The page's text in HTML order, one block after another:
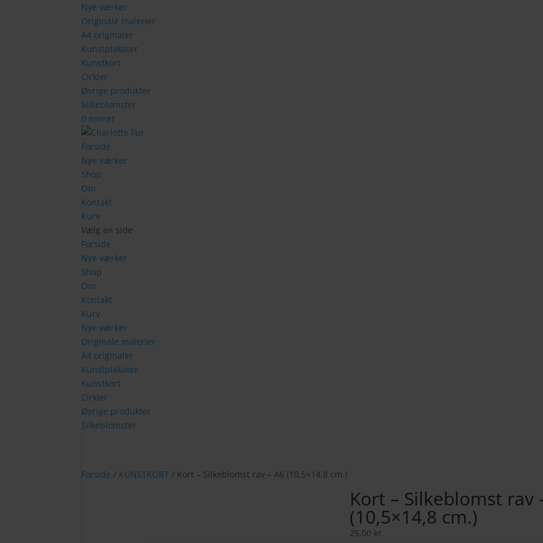
Nye værker
Originale malerier
A4 originaler
Kunstplakater
Kunstkort
Cirkler
Øvrige produkter
Silkeblomster
0 emner
Forside
Nye værker
Shop
Om
Kontakt
Kurv
Vælg en side
Forside
Nye værker
Shop
Om
Kontakt
Kurv
Nye værker
Originale malerier
A4 originaler
Kunstplakater
Kunstkort
Cirkler
Øvrige produkter
Silkeblomster
Forside / KUNSTKORT / Kort – Silkeblomst rav – A6 (10,5×14,8 cm.)
Kort – Silkeblomst rav
(10,5×14,8 cm.)
25,00 kr.